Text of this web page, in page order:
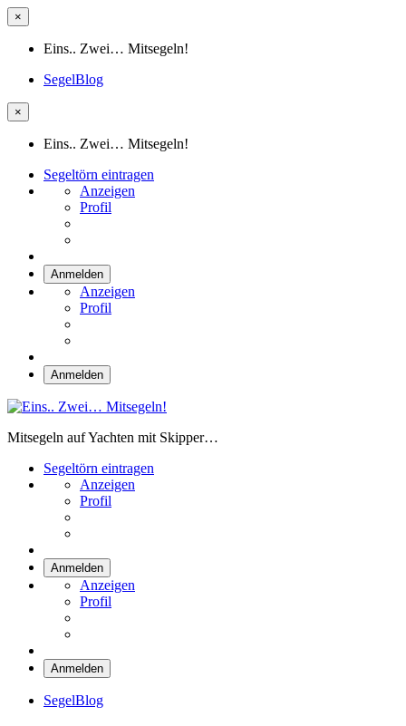
×
Eins.. Zwei… Mitsegeln!
SegelBlog
×
Eins.. Zwei… Mitsegeln!
Segeltörn eintragen
Anzeigen
Profil
Anmelden
Anzeigen
Profil
Anmelden
Mitsegeln auf Yachten mit Skipper…
Segeltörn eintragen
Anzeigen
Profil
Anmelden
Anzeigen
Profil
Anmelden
SegelBlog